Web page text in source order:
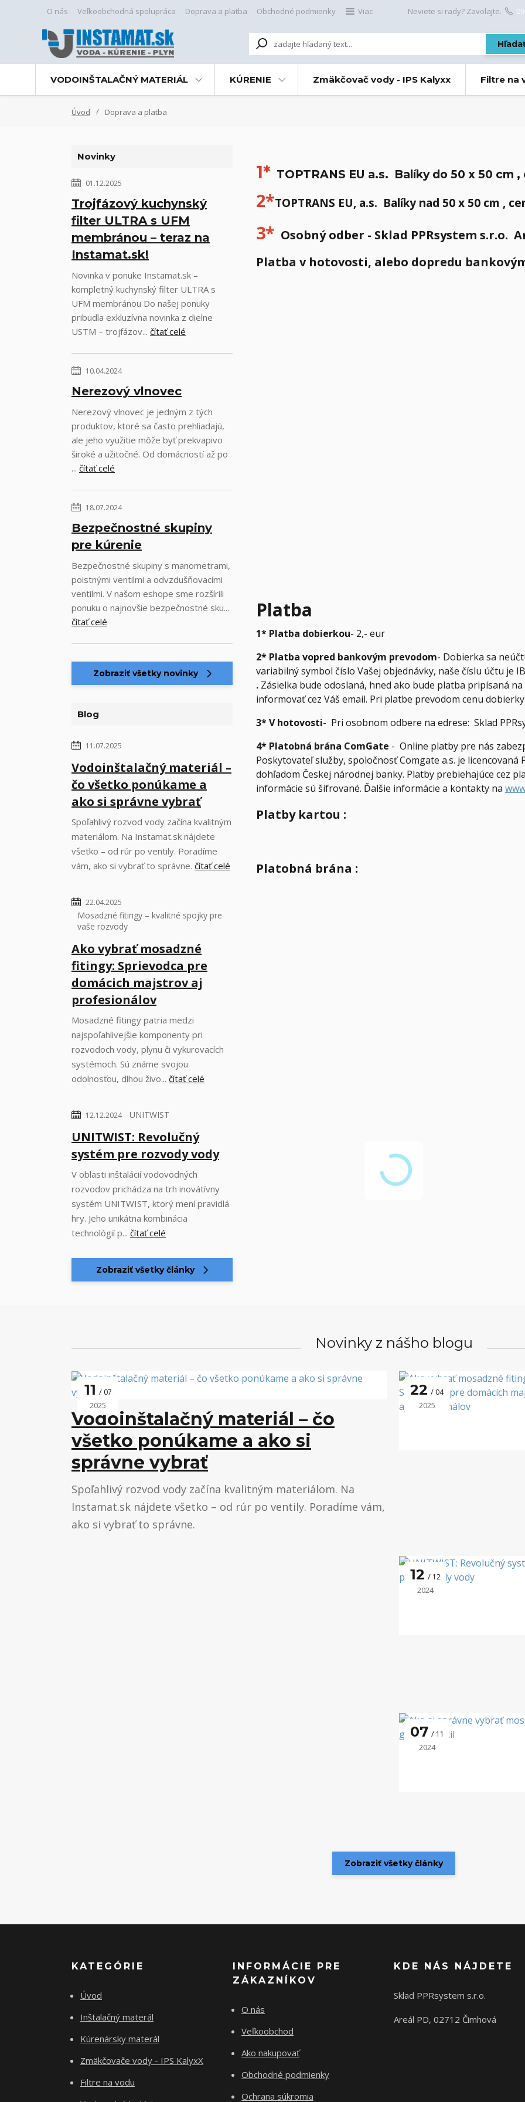
O nás Veľkoobchodná spolupráca Doprava a platba Obchodné podmienky Viac Neviete si rady? Zavolajte.
VODOINŠTALAČNÝ MATERIÁL KÚRENIE Zmäkčovač vody - IPS Kalyxx Filtre na
Úvod Doprava a platba
Novinky
01.12.2025
Trojfázový kuchynský
filter ULTRA s UFM
membránou – teraz na
Instamat.sk!
Novinka v ponuke Instamat.sk –
kompletný kuchynský filter ULTRA s
UFM membránou Do našej ponuky
pribudla exkluzívna novinka z dielne
USTM – trojfázov... čítať celé
10.04.2024
Nerezový vlnovec
Nerezový vlnovec je jedným z tých
produktov, ktoré sa často prehliadajú,
ale jeho využitie môže byť prekvapivo
široké a užitočné. Od domácností až po
... čítať celé
18.07.2024
Bezpečnostné skupiny
pre kúrenie
Bezpečnostné skupiny s manometrami,
poistnými ventilmi a odvzdušňovacími
ventilmi. V našom eshope sme rozšírili
ponuku o najnovšie bezpečnostné sku...
čítať celé
Zobraziť všetky novinky
Blog
11.07.2025
Vodoinštalačný materiál –
čo všetko ponúkame a
ako si správne vybrať
Spoľahlivý rozvod vody začína kvalitným
materiálom. Na Instamat.sk nájdete
všetko – od rúr po ventily. Poradíme
vám, ako si vybrať to správne. čítať celé
22.04.2025
Mosadzné fitingy – kvalitné spojky pre
vaše rozvody
Ako vybrať mosadzné
fitingy: Sprievodca pre
domácich majstrov aj
profesionálov
Mosadzné fitingy patria medzi
najspoľahlivejšie komponenty pri
rozvodoch vody, plynu či vykurovacích
systémoch. Sú známe svojou
odolnosťou, dlhou živo... čítať celé
12.12.2024 UNITWIST
UNITWIST: Revolučný
systém pre rozvody vody
V oblasti inštalácií vodovodných
rozvodov prichádza na trh inovátívny
systém UNITWIST, ktorý mení pravidlá
hry. Jeho unikátna kombinácia
technológií p... čítať celé
Zobraziť všetky články
1* TOPTRANS EU a.s. Balíky do 50 x 50 cm
2*TOPTRANS EU, a.s. Balíky nad 50 x 50 cm ,
3* Osobný odber - Sklad PPRsystem s.r.o.
Platba v hotovosti, alebo dopredu
Platba
1* Platba dobierkou- 2,- eur
2* Platba vopred bankovým prevodom- Dobierka sa
variabilný symbol číslo Vašej objednávky, naše číslu účtu je
. Zásielka bude odoslaná, hned ako bude platba pripísaná
informovať cez Váš email. Pri platbe prevodom cenu
3* V hotovosti- Pri osobnom odbere na edrese: Sklad
4* Platobná brána ComGate - Online platby pre nás
Poskytovateľ služby, spoločnosť Comgate a.s. je
dohľadom Českej národnej banky. Platby prebiehajúce cez
informácie sú šifrované. Ďalšie informácie a kontakty na
Platby kartou :
Platobná brána :
Novinky z nášho blogu
11 07
2025
Vodoinštalačný materiál – čo
všetko ponúkame a ako si
správne vybrať
Spoľahlivý rozvod vody začína kvalitným materiálom. Na
Instamat.sk nájdete všetko – od rúr po ventily. Poradíme vám,
ako si vybrať to správne.
22 04
2025
12 12
2024
07 11
2024
Zobraziť všetky články
KATEGÓRIE
Úvod
Inštalačný materál
Kúrenársky materál
Zmäkčovače vody - IPS KalyxX
Filtre na vodu
INFORMÁCIE PRE
ZÁKAZNÍKOV
O nás
Veľkoobchod
Ako nakupovať
Obchodné podmienky
Ochrana súkromia
KDE NÁS NÁJDETE
Sklad PPRsystem s.r.o.
Areál PD, 02712 Čimhová